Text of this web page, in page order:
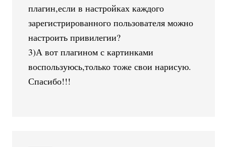
плагин,если в настройках каждого
зарегистрированного пользователя можно
настроить привилегии?
3)А вот плагином с картинками
воспользуюсь,только тоже свои нарисую.
Спасибо!!!